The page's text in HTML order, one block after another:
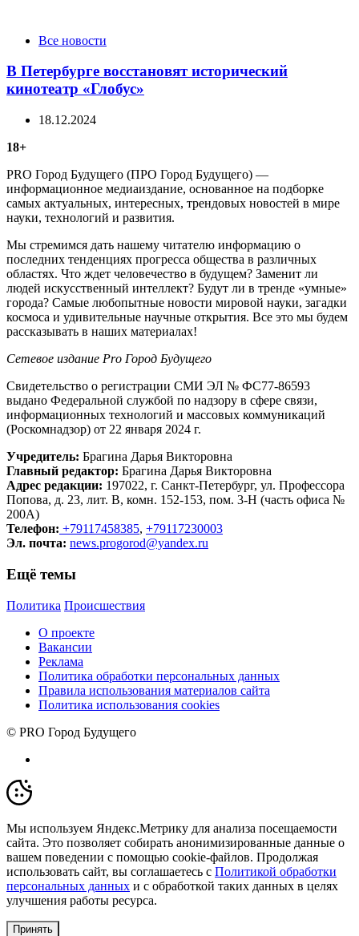
CategoriesВсе новости
В Петербурге восстановят исторический
кинотеатр «Глобус»
18.12.2024
18+
PRO Город Будущего (ПРО Город Будущего) —
информационное медиаиздание, основанное на подборке
самых актуальных, интересных, трендовых новостей в мире
науки, технологий и развития.
Мы стремимся дать нашему читателю информацию о
последних тенденциях прогресса общества в различных
областях. Что ждет человечество в будущем? Заменит ли
людей искусственный интеллект? Будут ли в тренде «умные»
города? Самые любопытные новости мировой науки, загадки
космоса и удивительные научные открытия. Все это мы будем
рассказывать в наших материалах!
Сетевое издание Рrо Город Будущего
Свидетельство о регистрации СМИ ЭЛ № ФС77-86593
выдано Федеральной службой по надзору в сфере связи,
информационных технологий и массовых коммуникаций
(Роскомнадзор) от 22 января 2024 г.
Учредитель: Брагина Дарья Викторовна
Главный редактор: Брагина Дарья Викторовна
Адрес редакции: 197022, г. Санкт-Петербург, ул. Профессора
Попова, д. 23, лит. В, комн. 152-153, пом. 3-Н (часть офиса №
200А)
Телефон: +79117458385, +79117230003
Эл. почта: news.progorod@yandex.ru
Ещё темы
Политика Происшествия
О проекте
Вакансии
Реклама
Политика обработки персональных данных
Правила использования материалов сайта
Политика использования cookies
© PRO Город Будущего
Мы используем Яндекс.Метрику для анализа посещаемости
сайта. Это позволяет собирать анонимизированные данные о
вашем поведении с помощью cookie-файлов. Продолжая
использовать сайт, вы соглашаетесь с Политикой обработки
персональных данных и с обработкой таких данных в целях
улучшения работы ресурса.
Принять